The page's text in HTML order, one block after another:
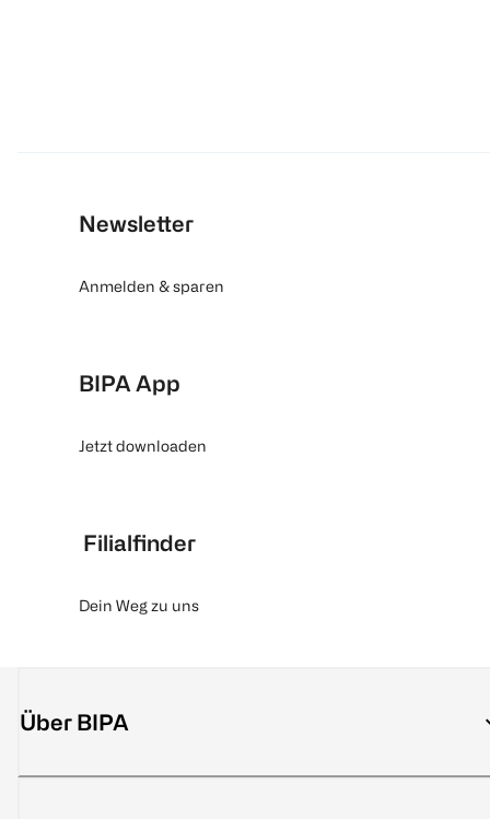
Newsletter
Anmelden & sparen
BIPA App
Jetzt downloaden
Filialfinder
Dein Weg zu uns
Über BIPA